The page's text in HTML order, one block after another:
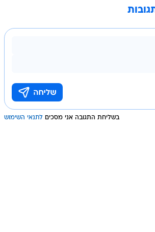
בשליחת התגובה אני מסכים לתנאי השימוש